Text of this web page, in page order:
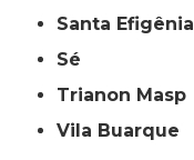
Santa Efigênia
Sé
Trianon Masp
Vila Buarque